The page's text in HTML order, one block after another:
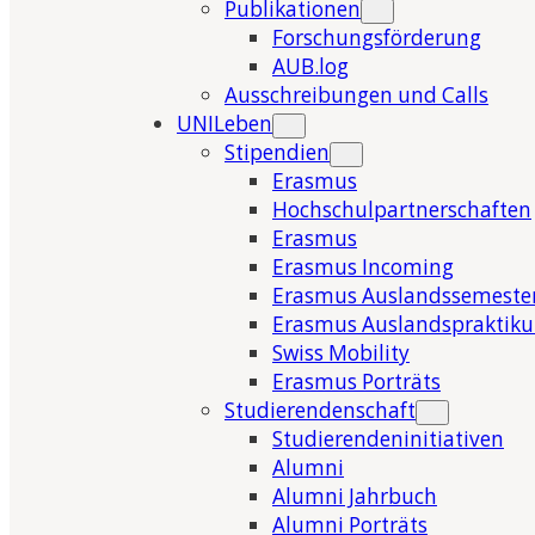
Publikationen
Forschungsförderung
AUB.log
Ausschreibungen und Calls
UNILeben
Stipendien
Erasmus
Hochschulpartnerschaften
Erasmus
Erasmus Incoming
Erasmus
Erasmus
Swiss Mobility
Erasmus Porträts
Studierendenschaft
Studierendeninitiativen
Alumni
Alumni Jahrbuch
Alumni Porträts